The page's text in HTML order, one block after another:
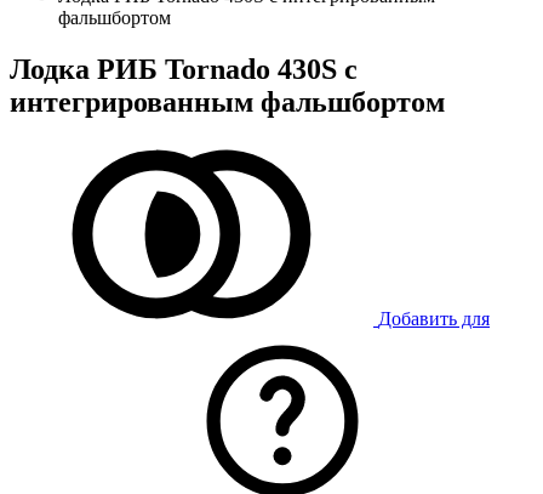
фальшбортом
Лодка РИБ Tornado 430S с
интегрированным фальшбортом
Добавить для